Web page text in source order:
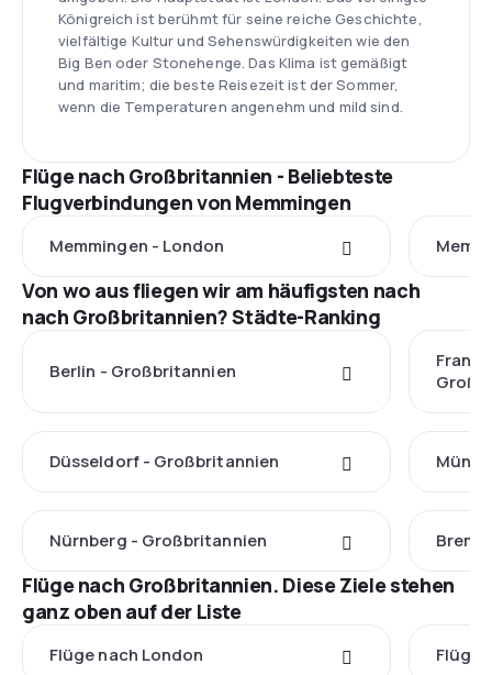
Königreich ist berühmt für seine reiche Geschichte,
vielfältige Kultur und Sehenswürdigkeiten wie den
Big Ben oder Stonehenge. Das Klima ist gemäßigt
und maritim; die beste Reisezeit ist der Sommer,
wenn die Temperaturen angenehm und mild sind.
Flüge nach Großbritannien - Beliebteste
Flugverbindungen von Memmingen
Memmingen - London
Von wo aus fliegen wir am häufigsten nach
nach Großbritannien? Städte-Ranking
Berlin - Großbritannien
Düsseldorf - Großbritannien
Nürnberg - Großbritannien
Flüge nach Großbritannien. Diese Ziele stehen
ganz oben auf der Liste
Flüge nach London Flüge